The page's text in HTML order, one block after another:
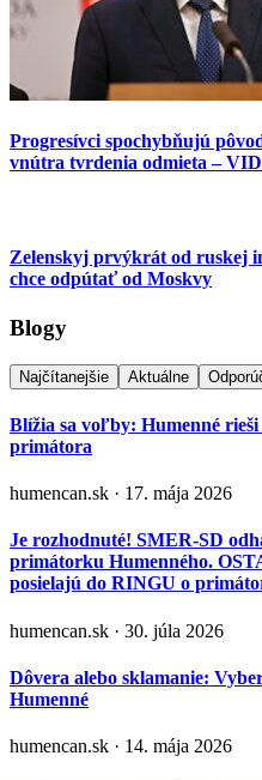
Progresívci spochybňujú
vnútra tvrdenia odmieta –
Zelenskyj prvýkrát od ruskej
chce odpútať od Moskvy
Blogy
Najčítanejšie Aktuálne
Blížia sa voľby: Humenné
primátora
humencan.sk · 17. mája 2026
Je rozhodnuté! SMER-SD
primátorku Humenného.
posielajú do RINGU o
humencan.sk · 30. júla 2026
Dôvera alebo sklamanie:
Humenné
humencan.sk · 14. mája 2026